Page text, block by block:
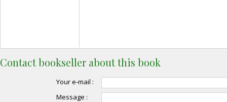
Contact bookseller about this book
Your e-mail :
Message :